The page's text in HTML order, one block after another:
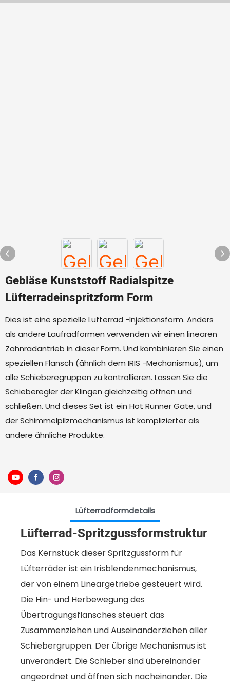
Gebläse Kunststoff Radialspitze
Lüfterradeinspritzform Form
Dies ist eine spezielle Lüfterrad -Injektionsform. Anders
als andere Laufradformen verwenden wir einen linearen
Zahnradantrieb in dieser Form. Und kombinieren Sie einen
speziellen Flansch (ähnlich dem IRIS -Mechanismus), um
alle Schieberegruppen zu kontrollieren. Lassen Sie die
Schieberegler der Klingen gleichzeitig öffnen und
schließen. Und dieses Set ist ein Hot Runner Gate, und
der Schimmelpilzmechanismus ist komplizierter als
andere ähnliche Produkte.
Lüfterradformdetails
Lüfterrad-Spritzgussformstruktur
Das Kernstück dieser Spritzgussform für
Lüfterräder ist ein Irisblendenmechanismus,
der von einem Lineargetriebe gesteuert wird.
Die Hin- und Herbewegung des
Übertragungsflansches steuert das
Zusammenziehen und Auseinanderziehen aller
Schiebergruppen. Der übrige Mechanismus ist
unverändert. Die Schieber sind übereinander
angeordnet und öffnen sich nacheinander. Die